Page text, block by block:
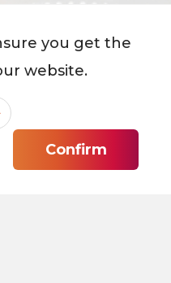
實用聯絡資料
私隱政策
免責聲明
you get the
website.
Confirm